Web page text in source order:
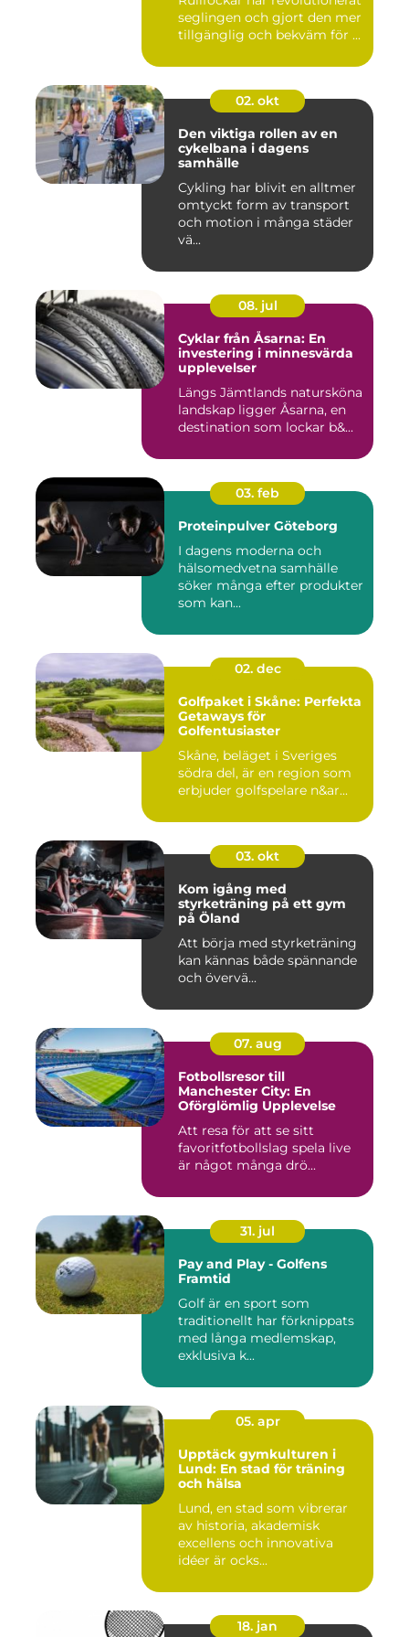
seglingen och gjort den mer
tillgänglig och bekväm för ...
02. okt
Den viktiga rollen av en
cykelbana i dagens
samhälle
Cykling har blivit en alltmer
omtyckt form av transport
och motion i många städer
vä...
08. jul
Cyklar från Åsarna: En
investering i minnesvärda
upplevelser
Längs Jämtlands natursköna
landskap ligger Åsarna, en
destination som lockar b&...
03. feb
Proteinpulver Göteborg
I dagens moderna och
hälsomedvetna samhälle
söker många efter produkter
som kan...
02. dec
Golfpaket i Skåne: Perfekta
Getaways för
Golfentusiaster
Skåne, beläget i Sveriges
södra del, är en region som
erbjuder golfspelare n&ar...
03. okt
Kom igång med
styrketräning på ett gym
på Öland
Att börja med styrketräning
kan kännas både spännande
och övervä...
07. aug
Fotbollsresor till
Manchester City: En
Oförglömlig Upplevelse
Att resa för att se sitt
favoritfotbollslag spela live
är något många drö...
31. jul
Pay and Play - Golfens
Framtid
Golf är en sport som
traditionellt har förknippats
med långa medlemskap,
exklusiva k...
05. apr
Upptäck gymkulturen i
Lund: En stad för träning
och hälsa
Lund, en stad som vibrerar
av historia, akademisk
excellens och innovativa
idéer är ocks...
18. jan